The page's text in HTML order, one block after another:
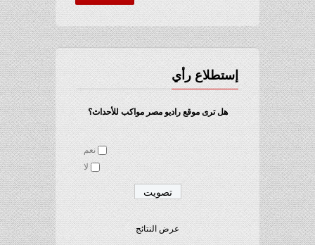
إستطلاع رأي
هل ترى موقع راديو مصر مواكب للأحداث؟
نعم
لا
عرض النتائج